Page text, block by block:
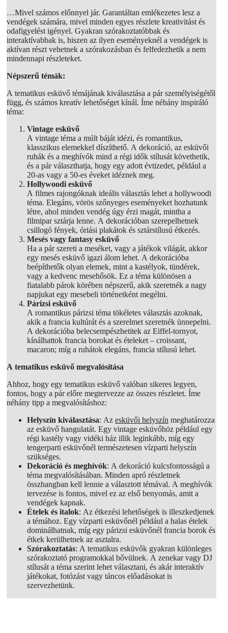
…Mivel számos előnnyel jár. Garantáltan emlékezetes lesz a
vendégek számára, mivel minden egyes részlete kreativitást és
odafigyelést igényel. Gyakran szórakoztatóbbak és
interaktívabbak is, hiszen az ilyen eseményeknél a vendégek is
aktívan részt vehetnek a szórakozásban és felfedezhetik a nem
mindennapi részleteket.
Népszerű témák:
A tematikus esküvő témájának kiválasztása a pár személyiségétől
függ, és számos kreatív lehetőséget kínál. Íme néhány inspiráló
téma:
Vintage esküvő
A vintage téma a múlt báját idézi, és romantikus,
klasszikus elemekkel díszíthető. A dekoráció, az esküvői
ruhák és a meghívók mind a régi idők stílusát követhetik,
és a pár választhatja, hogy egy adott évtizedet, például a
20-as vagy a 50-es éveket idéznek meg.
Hollywoodi esküvő
A filmes rajongóknak ideális választás lehet a hollywoodi
téma. Elegáns, vörös szőnyeges eseményeket hozhatunk
létre, ahol minden vendég úgy érzi magát, mintha a
filmipar sztárja lenne. A dekorációban szerepelhetnek
csillogó fények, óriási plakátok és sztárstílusú étkezés.
Mesés vagy fantasy esküvő
Ha a pár szereti a meséket, vagy a játékok világát, akkor
egy mesés esküvő igazi álom lehet. A dekorációba
beépíthetők olyan elemek, mint a kastélyok, tündérek,
vagy a kedvenc mesehősök. Ez a téma különösen a
fiatalabb párok körében népszerű, akik szeretnék a nagy
napjukat egy mesebeli történetként megélni.
Párizsi esküvő
A romantikus párizsi téma tökéletes választás azoknak,
akik a francia kultúrát és a szerelmet szeretnék ünnepelni.
A dekorációba belecsempészhetitek az Eiffel-tornyot,
kínálhattok francia borokat és ételeket – croissant,
macaron; míg a ruhátok elegáns, francia stílusú lehet.
A tematikus esküvő megvalósítása
Ahhoz, hogy egy tematikus esküvő valóban sikeres legyen,
fontos, hogy a pár előre megtervezze az összes részletet. Íme
néhány tipp a megvalósításhoz:
Helyszín kiválasztása: Az esküvői helyszín meghatározza
az esküvő hangulatát. Egy vintage esküvőhöz például egy
régi kastély vagy vidéki ház illik leginkább, míg egy
tengerparti esküvőnél természetesen vízparti helyszín
szükséges.
Dekoráció és meghívók: A dekoráció kulcsfontosságú a
téma megvalósításában. Minden apró részletnek
összhangban kell lennie a választott témával. A meghívók
tervezése is fontos, mivel ez az első benyomás, amit a
vendégek kapnak.
Ételek és italok: Az étkezési lehetőségek is illeszkedjenek
a témához. Egy vízparti esküvőnél például a halas ételek
dominálhatnak, míg egy párizsi esküvőnél francia borok és
étkek kerülhetnek az asztalra.
Szórakoztatás: A tematikus esküvők gyakran különleges
szórakoztató programokkal bővülnek. A zenekar vagy DJ
stílusát a téma szerint lehet választani, és akár interaktív
játékokat, fotózást vagy táncos előadásokat is
szervezhetünk.